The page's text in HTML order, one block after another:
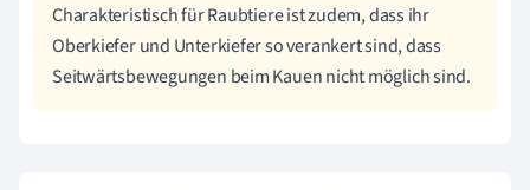
Charakteristisch für Raubtiere ist zudem, dass ihr
Oberkiefer und Unterkiefer so verankert sind, dass
Seitwärtsbewegungen beim Kauen nicht möglich sind.